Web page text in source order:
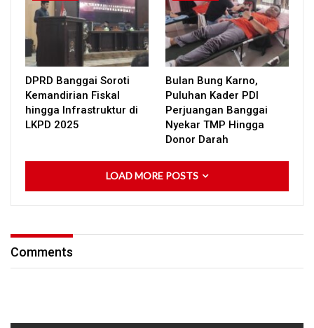
DPRD Banggai Soroti
Kemandirian Fiskal
hingga Infrastruktur di
LKPD 2025
Bulan Bung Karno,
Puluhan Kader PDI
Perjuangan Banggai
Nyekar TMP Hingga
Donor Darah
LOAD MORE POSTS
Comments